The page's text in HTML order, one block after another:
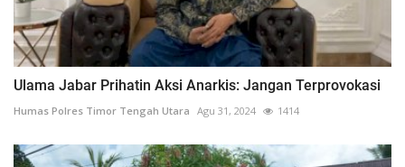
Ulama Jabar Prihatin Aksi Anarkis: Jangan Terprovokasi
Humas Polres Timor Tengah Utara Agu 31, 2024 1414